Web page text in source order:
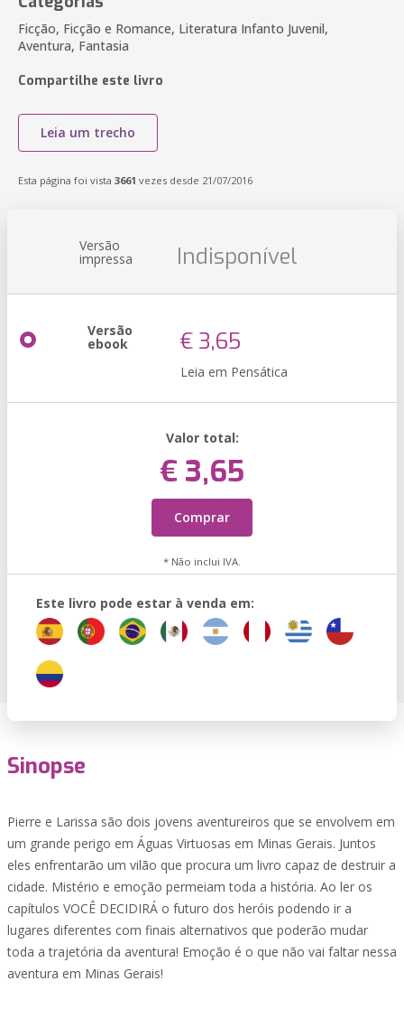
Ficção, Ficção e Romance, Literatura Infanto Juvenil,
Aventura, Fantasia
Compartilhe este livro
Leia um trecho
Esta página foi vista 3661 vezes desde 21/07/2016
Versão
impressa Indisponível
Versão
ebook € 3,65
Leia em Pensática
Valor total:
€ 3,65
Comprar
* Não inclui IVA.
Este livro pode estar à venda em:
Sinopse
Pierre e Larissa são dois jovens aventureiros que se envolvem em
um grande perigo em Águas Virtuosas em Minas Gerais. Juntos
eles enfrentarão um vilão que procura um livro capaz de destruir a
cidade. Mistério e emoção permeiam toda a história. Ao ler os
capítulos VOCÊ DECIDIRÁ o futuro dos heróis podendo ir a
lugares diferentes com finais alternativos que poderão mudar
toda a trajetória da aventura! Emoção é o que não vai faltar nessa
aventura em Minas Gerais!